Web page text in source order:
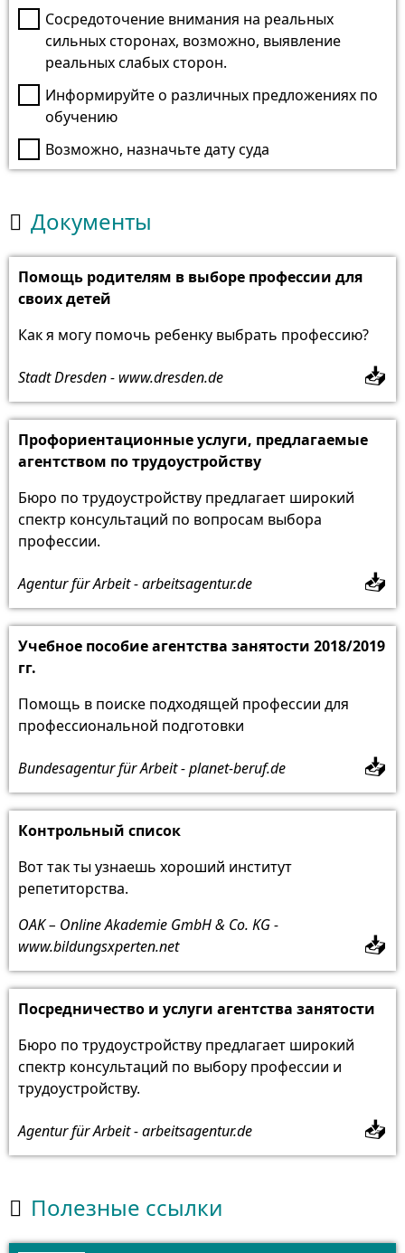
Сосредоточение внимания на реальных
сильных сторонах, возможно, выявление
реальных слабых сторон.
Информируйте о различных предложениях по
обучению
Возможно, назначьте дату суда
 Документы
Помощь родителям в выборе профессии для
своих детей
Как я могу помочь ребенку выбрать профессию?
Stadt Dresden - www.dresden.de 📥
Профориентационные услуги, предлагаемые
агентством по трудоустройству
Бюро по трудоустройству предлагает широкий
спектр консультаций по вопросам выбора
профессии.
Agentur für Arbeit - arbeitsagentur.de 📥
Учебное пособие агентства занятости 2018/2019
гг.
Помощь в поиске подходящей профессии для
профессиональной подготовки
Bundesagentur für Arbeit - planet-beruf.de 📥
Контрольный список
Вот так ты узнаешь хороший институт
репетиторства.
OAK – Online Akademie GmbH & Co. KG -
www.bildungsxperten.net
📥
Посредничество и услуги агентства занятости
Бюро по трудоустройству предлагает широкий
спектр консультаций по выбору профессии и
трудоустройству.
Agentur für Arbeit - arbeitsagentur.de 📥
 Полезные ссылки